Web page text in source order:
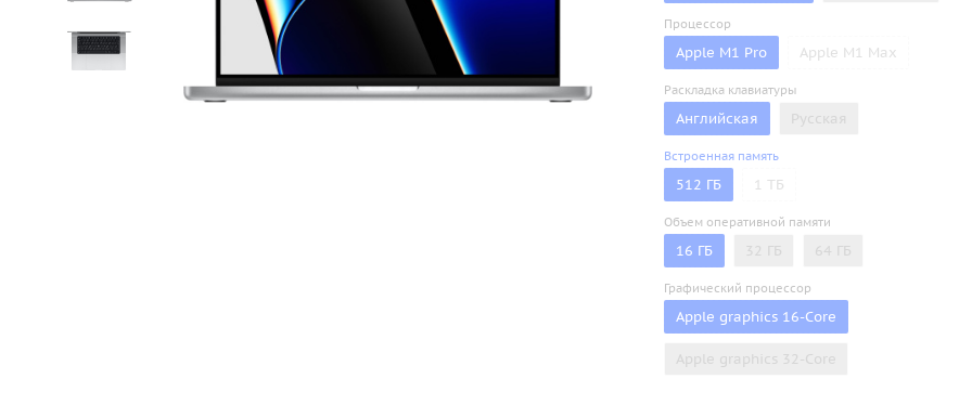
Процессор
Apple M1 Pro Apple M1 Max
Раскладка клавиатуры
Английская Русская
Встроенная память
512 ГБ 1 ТБ
Объем оперативной памяти
16 ГБ 32 ГБ 64 ГБ
Графический процессор
Apple graphics 16-Core
Apple graphics 32-Core